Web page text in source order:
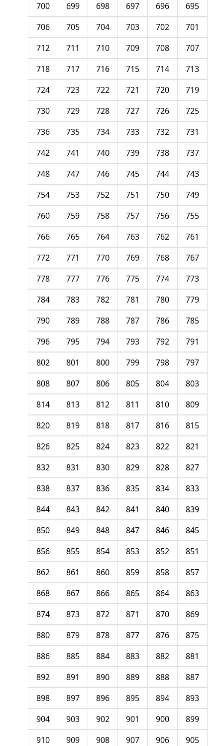
695
696
697
698
699
700
701
702
703
704
705
706
707
708
709
710
711
712
713
714
715
716
717
718
719
720
721
722
723
724
725
726
727
728
729
730
731
732
733
734
735
736
737
738
739
740
741
742
743
744
745
746
747
748
749
750
751
752
753
754
755
756
757
758
759
760
761
762
763
764
765
766
767
768
769
770
771
772
773
774
775
776
777
778
779
780
781
782
783
784
785
786
787
788
789
790
791
792
793
794
795
796
797
798
799
800
801
802
803
804
805
806
807
808
809
810
811
812
813
814
815
816
817
818
819
820
821
822
823
824
825
826
827
828
829
830
831
832
833
834
835
836
837
838
839
840
841
842
843
844
845
846
847
848
849
850
851
852
853
854
855
856
857
858
859
860
861
862
863
864
865
866
867
868
869
870
871
872
873
874
875
876
877
878
879
880
881
882
883
884
885
886
887
888
889
890
891
892
893
894
895
896
897
898
899
900
901
902
903
904
905
906
907
908
909
910